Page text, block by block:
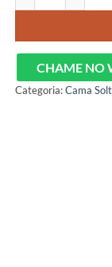
CHAME NO
Categoria:Cama